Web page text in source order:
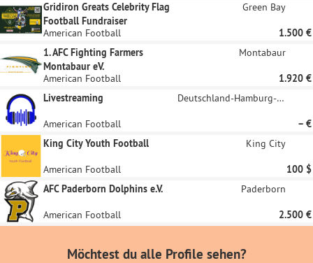
Gridiron Greats Celebrity Flag
Football Fundraiser
Green Bay
American Football
1.500 €
1. AFC Fighting Farmers
Montabaur eV.
Montabaur
American Football
1.920 €
Livestreaming
Deutschland-Hamburg-Nord
American Football
– €
King City Youth Football
King City
American Football
100 $
AFC Paderborn Dolphins e.V.
Paderborn
American Football 2.500 €
Möchtest du alle Profile sehen?